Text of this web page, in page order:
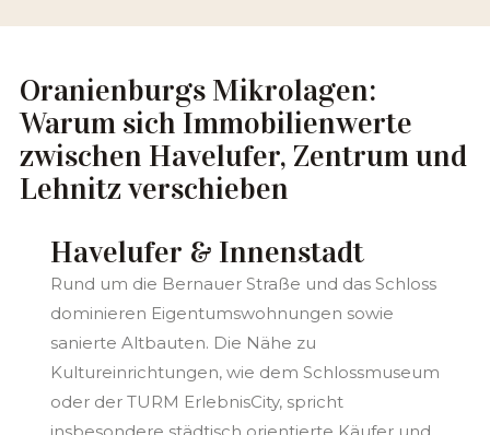
Oranienburgs Mikrolagen:
Warum sich Immobilienwerte
zwischen Havelufer, Zentrum und
Lehnitz verschieben
Havelufer & Innenstadt
Rund um die Bernauer Straße und das Schloss
dominieren Eigentumswohnungen sowie
sanierte Altbauten. Die Nähe zu
Kultureinrichtungen, wie dem Schlossmuseum
oder der TURM ErlebnisCity, spricht